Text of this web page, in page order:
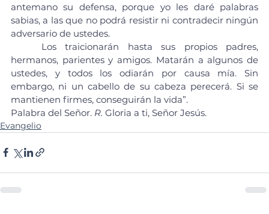
antemano su defensa, porque yo les daré palabras
sabias, a las que no podrá resistir ni contradecir ningún
adversario de ustedes.
hermanos, parientes y amigos. Matarán a algunos de
ustedes, y todos los odiarán por causa mía. Sin
embargo, ni un cabello de su cabeza perecerá. Si se
mantienen firmes, conseguirán la vida”.
Palabra del Señor. R. Gloria a ti, Señor Jesús.
Evangelio